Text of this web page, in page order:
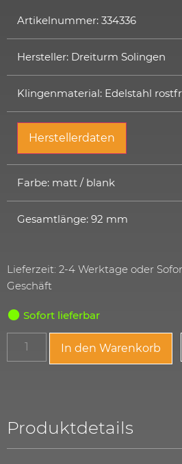
Artikelnummer: 334336
Hersteller: Dreiturm Solingen
Klingenmaterial: Edelstahl
Herstellerdaten
Farbe: matt / blank
Gesamtlänge: 92 mm
Lieferzeit: 2-4 Werktage oder
Geschäft
Sofort lieferbar
In den Warenkorb
Produktdetails